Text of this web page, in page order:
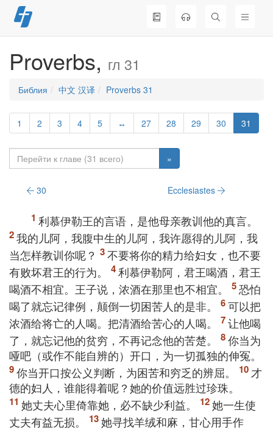
Перейти
к
Proverbs, гл 31
Библия 中文 汉译 Proverbs 31
1 2 3 4 5 ↔ 27 28 29 30 31
»
30 Ecclesiastes
利慕伊勒王的言语，是他母亲教训他的真言。
我的儿阿，我腹中生的儿阿，我许愿得的儿阿，我
当怎样教训你呢？
不要将你的精力给妇女，也不要
有败坏君王的行为。
利慕伊勒阿，君王喝酒，君王
喝酒不相宜。王子说，浓酒在那里也不相宜。
恐怕
喝了就忘记律例，颠倒一切困苦人的是非。
可以把
浓酒给将亡的人喝。把清酒给苦心的人喝。
让他喝
了，就忘记他的贫穷，不再记念他的苦楚。
你当为
哑吧（或作不能自辨的）开口，为一切孤独的伸冤。
你当开口按公义判断，为困苦和穷乏的辨屈。
才
德的妇人，谁能得着呢？她的价值远胜过珍珠。
她丈夫心里倚靠她，必不缺少利益。
她一生使
丈夫有益无损。
她寻找羊绒和麻，甘心用手作